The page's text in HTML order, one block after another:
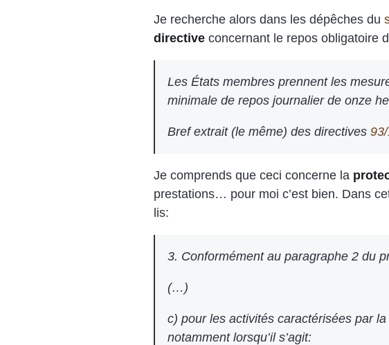
Je recherche alors dans les dépêches du
directive concernant le repos obligatoire
Les États membres prennent les
minimale de repos journalier de onze
Bref extrait (le même) des directives
Je comprends que ceci concerne la
prestations… pour moi c’est bien. Dans
lis:
3. Conformément au paragraphe 2 du
(…)
c) pour les activités caractérisées par
notamment lorsqu’il s’agit: